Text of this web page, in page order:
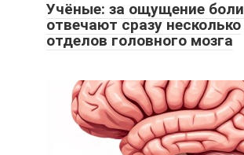
Учёные: за ощущение боли
отвечают сразу несколько
отделов головного мозга